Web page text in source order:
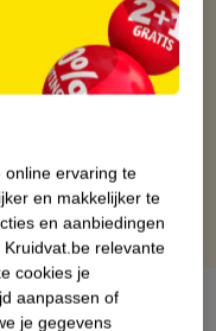
volgende dag in huis
ervaring te
en makkelijker te
en aanbiedingen
relevante
cookies je
aanpassen of
je gegevens